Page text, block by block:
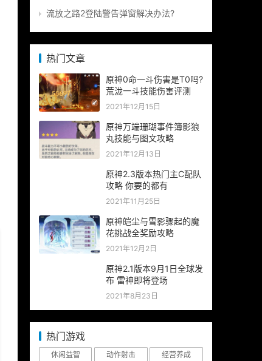
流放之路2登陆警告弹窗解决办法?
热门文章
原神0命一斗伤害是T0吗?
荒泷一斗技能伤害评测
2021年12月15日
原神万端珊瑚事件簿影狼
丸技能与图文攻略
2021年12月13日
原神2.3版本热门主C配队
攻略 你要的都有
2021年11月25日
原神皑尘与雪影骤起的魔
花挑战全奖励攻略
2021年12月2日
原神2.1版本9月1日全球发
布 雷神即将登场
2021年8月23日
热门游戏
休闲益智 动作射击 经营养成